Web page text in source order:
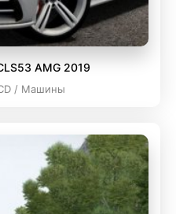
AMG 2019
/ Машины